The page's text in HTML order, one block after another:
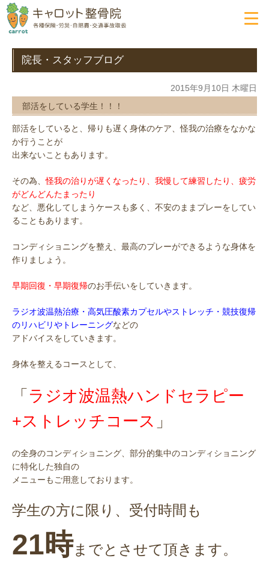
院長・スタッフブログ
2015年9月10日 木曜日
部活をしている学生！！！
部活をしていると、帰りも遅く身体のケア、怪我の治療をなかな
か行うことが
出来ないこともあります。
その為、怪我の治りが遅くなったり、我慢して練習したり、疲労
がどんどんたまったり
など、悪化してしまうケースも多く、不安のままプレーをしてい
ることもあります。
コンディショニングを整え、最高のプレーができるような身体を
作りましょう。
早期回復・早期復帰のお手伝いをしていきます。
ラジオ波温熱治療・高気圧酸素カプセルやストレッチ・競技復帰
のリハビリやトレーニングなどの
アドバイスをしていきます。
身体を整えるコースとして、
「 ラジオ波温熱ハンドセラピー
+ストレッチコース 」
の全身のコンディショニング、部分的集中のコンディショニング
に特化した独自の
メニューもご用意しております。
学生の方に限り、受付時間も
21時までとさせて頂きます。